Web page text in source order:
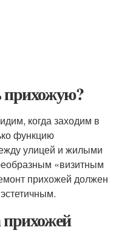
прихожую?
когда заходим в
функцию
улицей и жилыми
«визитным
прихожей должен